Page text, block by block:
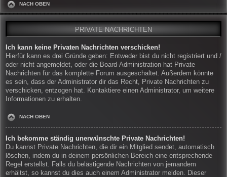
NACH OBEN
PRIVATE NACHRICHTEN
Ich kann keine Privaten Nachrichten verschicken!
Hierfür kann es drei Gründe geben: Entweder bist du nicht registriert und /
oder nicht angemeldet, oder die Board-Administration hat Private
Nachrichten für das komplette Forum ausgeschaltet. Außerdem könnte
es sein, dass der Administrator dir das Recht, Private Nachrichten zu
verschicken, entzogen hat. Kontaktiere einen Administrator, um weitere
Informationen zu erhalten.
NACH OBEN
Ich bekomme ständig unerwünschte Private Nachrichten!
Du kannst Private Nachrichten, die dir ein Mitglied sendet, automatisch
löschen, indem du in deinem persönlichen Bereich eine entsprechende
Regel erstellst. Falls du belästigende Nachrichten von jemandem
erhältst, so kannst du dies auch einem Administrator melden. Dieser